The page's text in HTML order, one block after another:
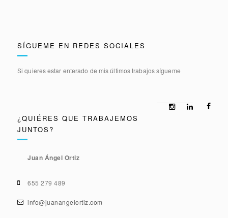
SÍGUEME EN REDES SOCIALES
Si quieres estar enterado de mis últimos trabajos sígueme
¿QUIÉRES QUE TRABAJEMOS
JUNTOS?
Juan Ángel Ortiz
655 279 489
info@juanangelortiz.com